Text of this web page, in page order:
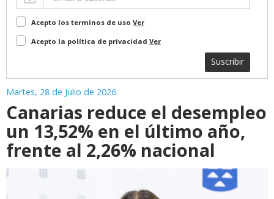
Acepto los terminos de uso Ver
Acepto la política de privacidad Ver
Suscribir
Martes, 28 de Julio de 2026
Canarias reduce el desempleo
un 13,52% en el último año,
frente al 2,26% nacional